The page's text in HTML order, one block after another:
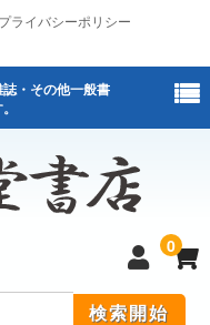
プライバシーポリシー
・その他一般書
0